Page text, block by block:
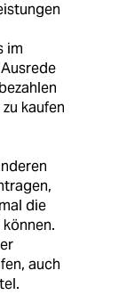
im
kaufen
die
auch